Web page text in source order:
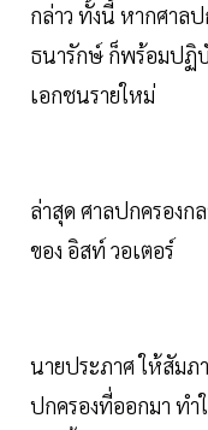
กล่าว ทั้งนี้ หากศาลป
ธนารักษ์ ก็พร้อมปฏิ
เอกชนรายใหม่
ล่าสุด ศาลปกครองก
ของ อิสท์ วอเตอร์
นายประภาศ ให้สัมภ
ปกครองที่ออกมา ทำ